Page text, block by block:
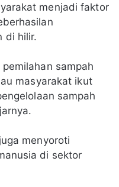
menjadi faktor
di hilir.
sampah
masyarakat ikut
sampah
menyoroti
di sektor